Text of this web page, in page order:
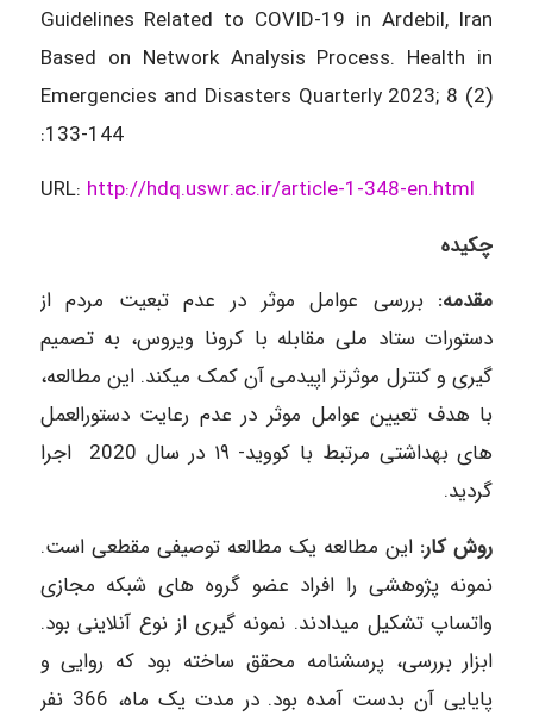
Guidelines Related to COVID-19 in Ardebil, Iran
Based on Network Analysis Process. Health in
Emergencies and Disasters Quarterly 2023; 8 (2)
:133-144
URL: http://hdq.uswr.ac.ir/article-1-348-en.html
چکیده
مقدمه: بررسی عوامل موثر در عدم تبعیت مردم از
دستورات ستاد ملی مقابله با کرونا ویروس، به تصمیم
گیری و کنترل موثرتر اپیدمی آن کمک میکند. این مطالعه،
با هدف تعیین عوامل موثر در عدم رعایت دستورالعمل
های بهداشتی مرتبط با کووید- ۱۹ در سال 2020 اجرا
گردید.
روش کار: این مطالعه یک مطالعه توصیفی مقطعی است.
نمونه پژوهشی را افراد عضو گروه های شبکه مجازی
واتساپ تشکیل میدادند. نمونه گیری از نوع آنلاینی بود.
ابزار بررسی، پرسشنامه محقق ساخته بود که روایی و
پایایی آن بدست آمده بود. در مدت یک ماه، 366 نفر